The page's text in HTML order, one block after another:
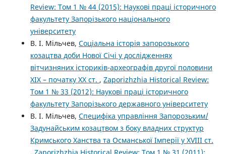
Review: Том 1 № 44 (2015): Наукові праці історичного
факультету Запорізького національного
університету
В. І. Мільчев, Соціальна історія запорозького
козацтва доби Нової Січі у дослідженнях
вітчизняних істориків-археографів другої половини
ХІХ – початку ХХ ст. , Zaporizhzhia Historical Review:
Том 1 № 33 (2012): Наукові праці історичного
факультету Запорізького державного університету
В. І. Мільчев, Специфіка управління Запорозьким/
Задунайським козацтвом з боку владних структур
Кримського Ханства та Османської Імперії у XVIII ст.